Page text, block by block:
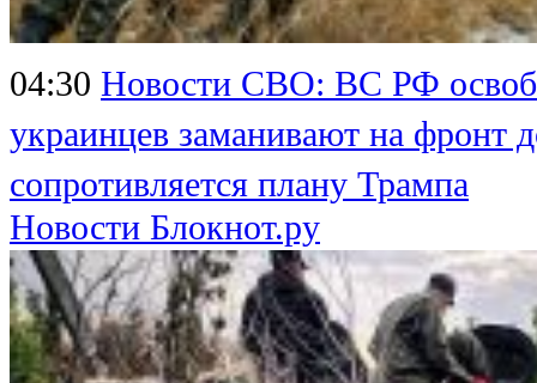
04:30 Новости СВО: ВС РФ
украинцев заманивают на фронт
сопротивляется плану Трампа
Новости Блокнот.ру